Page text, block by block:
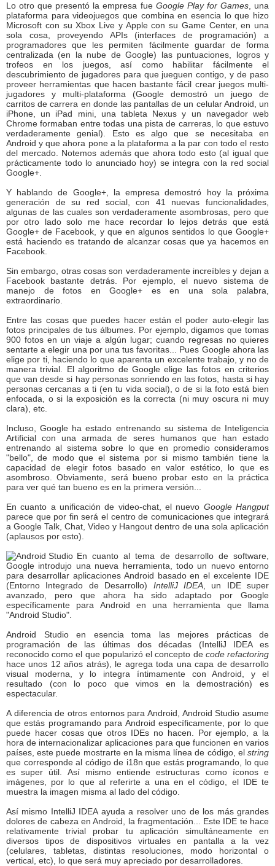
Lo otro que presentó la empresa fue Google Play for Games, una
plataforma para videojuegos que combina en esencia lo que hizo
Microsoft con su Xbox Live y Apple con su Game Center, en una
sola cosa, proveyendo APIs (interfaces de programación) a
programadores que les permiten fácilmente guardar de forma
centralizada (en la nube de Google) las puntuaciones, logros y
trofeos en los juegos, así como habilitar fácilmente el
descubrimiento de jugadores para que jueguen contigo, y de paso
proveer herramientas que hacen bastante fácil crear juegos multi-
jugadores y multi-plataforma (Google demostró un juego de
carritos de carrera en donde las pantallas de un celular Android, un
iPhone, un iPad mini, una tableta Nexus y un navegador web
Chrome formaban entre todas una pista de carreras, lo que estuvo
verdaderamente genial). Esto es algo que se necesitaba en
Android y que ahora pone a la plataforma a la par con todo el resto
del mercado. Notemos además que ahora todo esto (al igual que
prácticamente todo lo anunciado hoy) se integra con la red social
Google+.
Y hablando de Google+, la empresa demostró hoy la próxima
generación de su red social, con 41 nuevas funcionalidades,
algunas de las cuales son verdaderamente asombrosas, pero que
por otro lado solo me hace recordar lo lejos detrás que está
Google+ de Facebook, y que en algunos sentidos lo que Google+
está haciendo es tratando de alcanzar cosas que ya hacemos en
Facebook.
Sin embargo, otras cosas son verdaderamente increíbles y dejan a
Facebook bastante detrás. Por ejemplo, el nuevo sistema de
manejo de fotos en Google+ es en una sola palabra,
extraordinario.
Entre las cosas que puedes hacer están el poder auto-elegir las
fotos principales de tus álbumes. Por ejemplo, digamos que tomas
900 fotos en un viaje a algún lugar; cuando regresas no quieres
sentarte a elegir una por una tus favoritas... Pues Google ahora las
elige por ti, haciendo lo que aparenta un excelente trabajo, y no de
manera trivial. El algoritmo de Google elige las fotos en criterios
que van desde si hay personas sonriendo en las fotos, hasta si hay
personas cercanas a ti (en tu vida social), o de si la foto está bien
enfocada, o si la exposición es la correcta (ni muy oscura ni muy
clara), etc.
Incluso, Google ha estado entrenando su sistema de Inteligencia
Artificial con una armada de seres humanos que han estado
entrenando al sistema sobre lo que en promedio consideramos
"bello", de modo que el sistema por si mismo también tiene la
capacidad de elegir fotos basado en valor estético, lo que es
asombroso. Obviamente, será bueno probar esto en la práctica
para ver qué tan bueno es en la primera versión...
En cuanto a unificación de video-chat, el nuevo Google Hangput
parece que por fin será el centro de comunicaciones que integrará
a Google Talk, Chat, Video y Hangout dentro de una sola aplicación
(aplausos por esto).
En cuanto al tema de desarrollo de software,
Google introdujo una nueva herramienta, todo un nuevo entorno
para desarrollar aplicaciones Android basado en el excelente IDE
(Entorno Integrado de Desarrollo) IntelliJ IDEA, un IDE super
avanzado, pero que ahora ha sido adaptado por Google
específicamente para Android en una herramienta que llama
"Android Studio".
Android Studio en esencia toma las mejores prácticas de
programación de las últimas dos décadas (IntelliJ IDEA es
reconocido como el que popularizó el concepto de code refactoring
hace unos 12 años atrás), le agrega toda una capa de desarrollo
visual moderna, y lo integra íntimamente con Android, y el
resultado (con lo poco que vimos en la demostración) es
espectacular.
A diferencia de otros entornos para Android, Android Studio asume
que estás programando para Android específicamente, por lo que
puede hacer cosas que otros IDEs no hacen. Por ejemplo, a la
hora de internacionalizar aplicaciones para que funcionen en varios
países, este puede mostrarte en la misma línea de código, el string
que corresponde al código de i18n que estás programando, lo que
es super útil. Así mismo entiende estructuras como íconos e
imágenes, por lo que al referirte a una en el código, el IDE te
muestra la imagen misma al lado del código.
Así mismo IntelliJ IDEA ayuda a resolver uno de los más grandes
dolores de cabeza en Android, la fragmentación... Este IDE te hace
relativamente trivial probar tu aplicación simultáneamente en
diversos tipos de dispositivos virtuales en pantalla a la vez
(celulares, tabletas, distintas resoluciones, modo horizontal o
vertical, etc), lo que será muy apreciado por desarrolladores.